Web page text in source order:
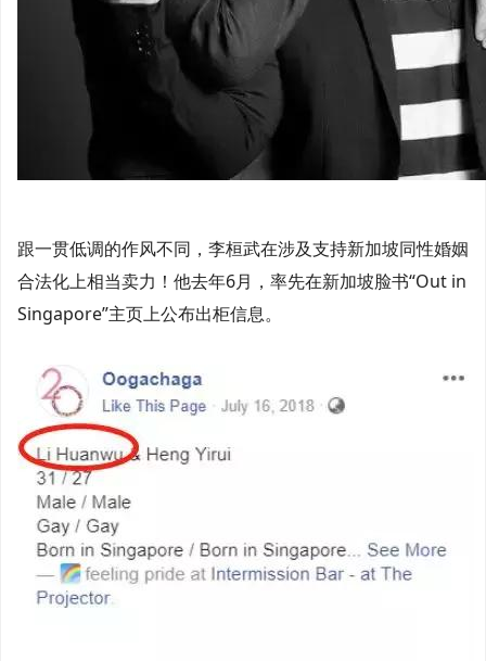
跟一贯低调的作风不同，李桓武在涉及支持新加坡同性婚姻
合法化上相当卖力！他去年6月，率先在新加坡脸书“Out in
Singapore”主页上公布出柜信息。